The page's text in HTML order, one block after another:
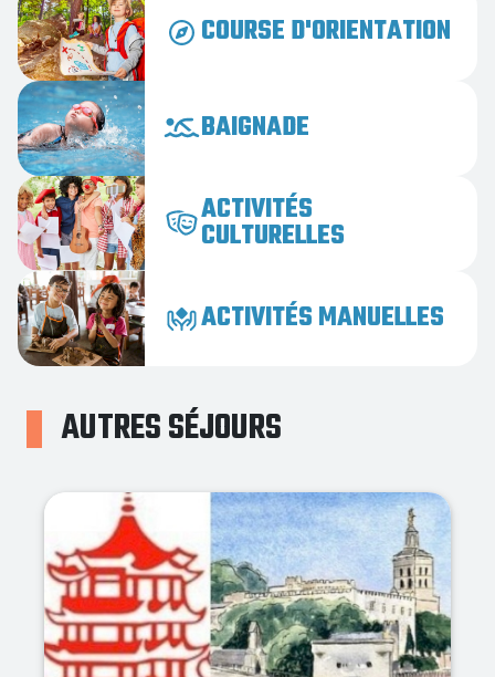
COURSE D'ORIENTATION
BAIGNADE
ACTIVITÉS
CULTURELLES
ACTIVITÉS MANUELLES
AUTRES SÉJOURS